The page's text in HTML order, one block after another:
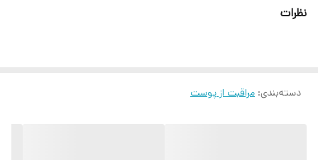
نظرات
دسته‌بندی: مراقبت از پوست